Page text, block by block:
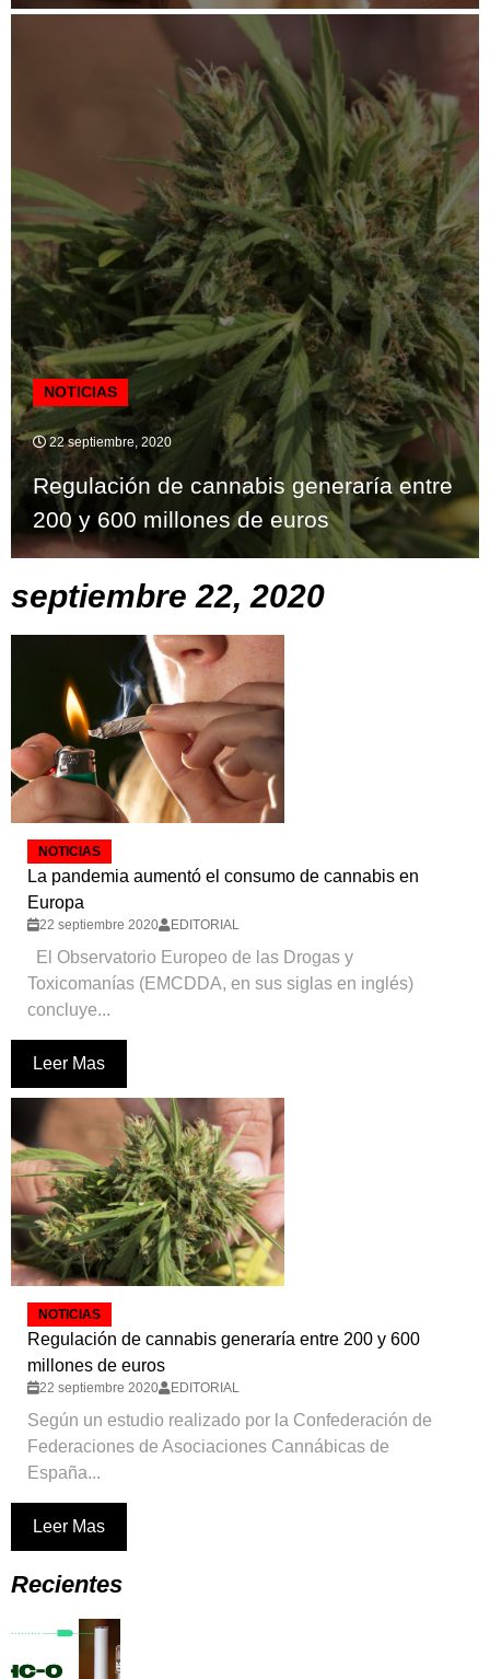
NOTICIAS
22 septiembre, 2020
Regulación de cannabis generaría entre
200 y 600 millones de euros
septiembre 22, 2020
NOTICIAS
La pandemia aumentó el consumo de cannabis en
Europa
22 septiembre 2020 EDITORIAL
El Observatorio Europeo de las Drogas y
Toxicomanías (EMCDDA, en sus siglas en inglés)
concluye...
Leer Mas
NOTICIAS
Regulación de cannabis generaría entre 200 y 600
millones de euros
22 septiembre 2020 EDITORIAL
Según un estudio realizado por la Confederación de
Federaciones de Asociaciones Cannábicas de
España...
Leer Mas
Recientes